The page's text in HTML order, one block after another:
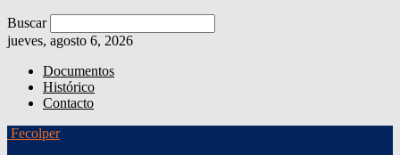
Buscar
jueves, agosto 6, 2026
Documentos
Histórico
Contacto
Fecolper